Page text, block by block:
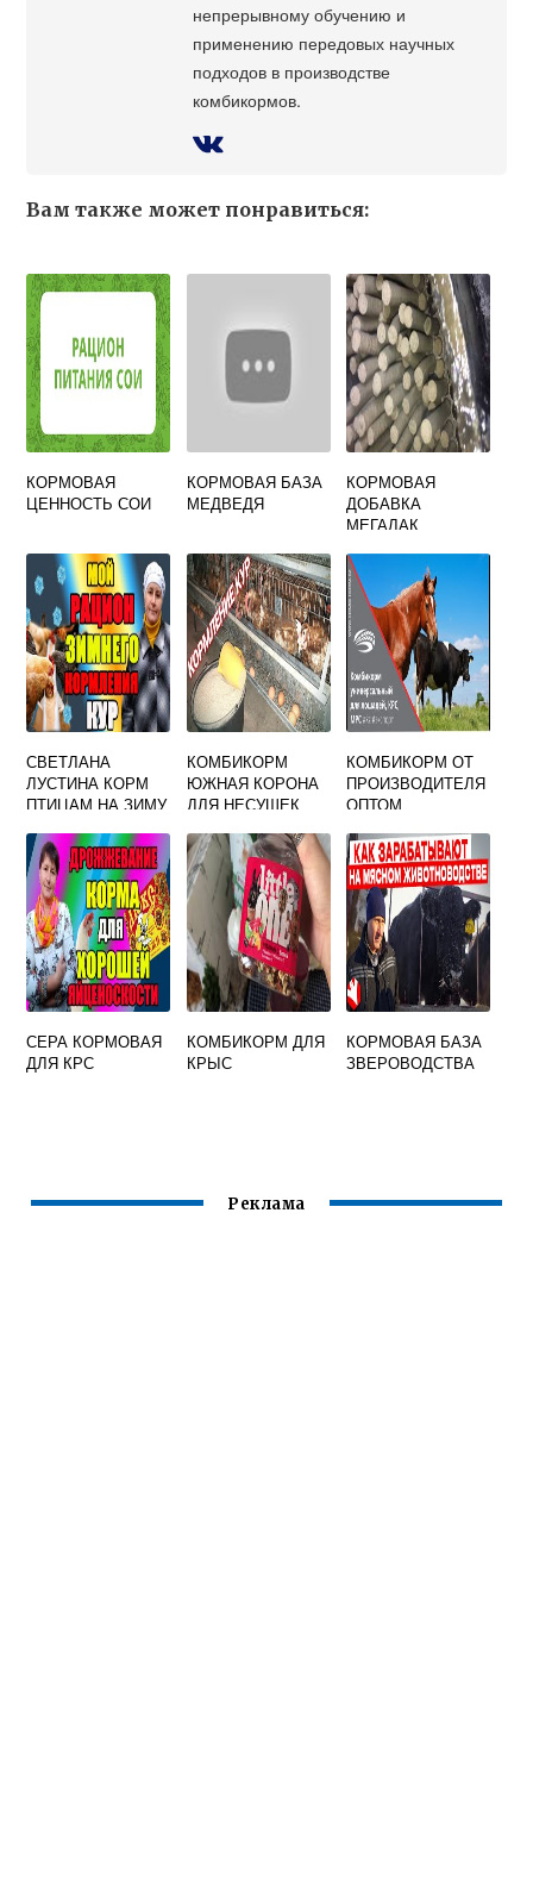
непрерывному обучению и
применению передовых научных
подходов в производстве
комбикормов.
Вам также может понравиться:
КОРМОВАЯ
ЦЕННОСТЬ СОИ
КОРМОВАЯ БАЗА
МЕДВЕДЯ
КОРМОВАЯ
ДОБАВКА
МЕГАЛАК
СВЕТЛАНА
ЛУСТИНА КОРМ
ПТИЦАМ НА ЗИМУ
КОМБИКОРМ
ЮЖНАЯ КОРОНА
ДЛЯ НЕСУШЕК
КОМБИКОРМ ОТ
ПРОИЗВОДИТЕЛЯ
ОПТОМ
СЕРА КОРМОВАЯ
ДЛЯ КРС
КОМБИКОРМ ДЛЯ
КРЫС
КОРМОВАЯ БАЗА
ЗВЕРОВОДСТВА
Реклама